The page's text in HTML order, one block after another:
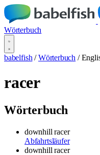
Wörterbuch
babelfish / Wörterbuch /
racer
Wörterbuch
downhill racer
Abfahrtsläufer
downhill racer